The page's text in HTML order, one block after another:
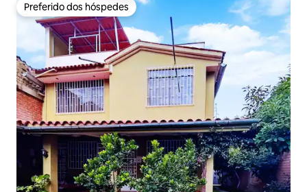
Preferido dos hóspedes
Preferido dos hóspedes